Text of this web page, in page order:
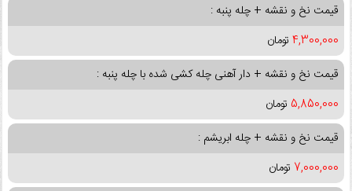
قیمت نخ و نقشه + چله پنبه :
4,300,000 تومان
قیمت نخ و نقشه + دار آهنی چله کشی شده با چله پنبه :
5,850,000 تومان
قیمت نخ و نقشه + چله ابریشم :
7,000,000 تومان